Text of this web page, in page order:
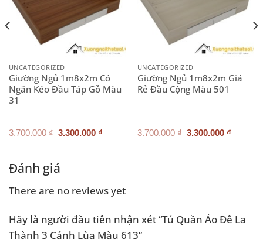
UNCATEGORIZED
Giường Ngủ 1m8x2m Có
Ngăn Kéo Đầu Táp Gỗ Màu
31
3.700.000₫ Giá
3.300.000 ₫
UNCATEGORIZED
Giường Ngủ 1m8x2m Giá
Rẻ Đầu Cộng Màu 501
3.700.000₫ Giá
3.300.000 ₫
₫.
Đánh giá
There are no reviews yet
Hãy là người đầu tiên nhận xét “Tủ Quần Áo Đê La
Thành 3 Cánh Lùa Màu 613”